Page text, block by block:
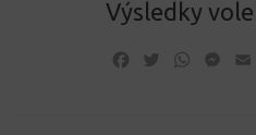
Výsledky
Facebook
Twitter